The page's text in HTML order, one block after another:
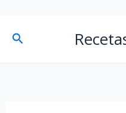
Pesquisar
e
s